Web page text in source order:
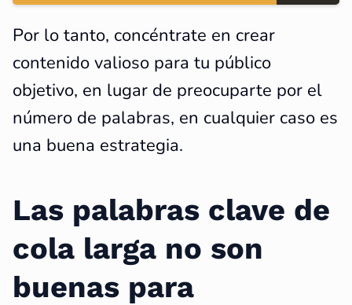
Por lo tanto, concéntrate en crear
contenido valioso para tu público
objetivo, en lugar de preocuparte por el
número de palabras, en cualquier caso es
una buena estrategia.
Las palabras clave de
cola larga no son
buenas para